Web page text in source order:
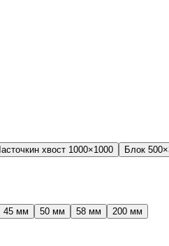
хвост 1000×1000 Блок
45 мм 50 мм 58 мм 200 мм